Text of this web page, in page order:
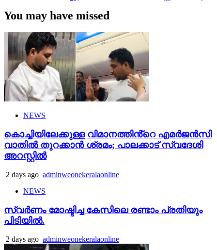
You may have missed
NEWS
കൊച്ചിയിലേക്കുള്ള വിമാനത്തിൻ്റെ എമര്‍ജന്‍സി
വാതില്‍ തുറക്കാന്‍ ശ്രമം; പാലക്കാട് സ്വദേശി
അറസ്റ്റില്‍
2 days ago adminweonekeralaonline
NEWS
സ്വർണം മോഷ്ടിച്ച കേസിലെ രണ്ടാം പ്രതിയും
പിടിയിൽ.
2 days ago adminweonekeralaonline